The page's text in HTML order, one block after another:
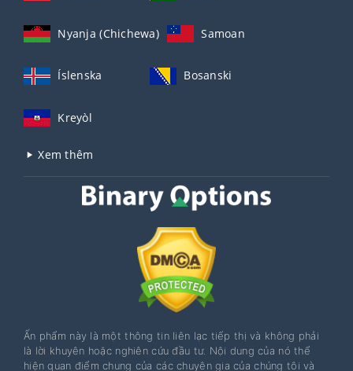
Nyanja (Chichewa) Samoan
Íslenska Bosanski
Kreyòl
Xem thêm
Ấn phẩm này là một thông tin liên lạc tiếp thị và không phải
là lời khuyên hoặc nghiên cứu đầu tư. Nội dung của nó thể
hiện quan điểm chung của các chuyên gia của chúng tôi và